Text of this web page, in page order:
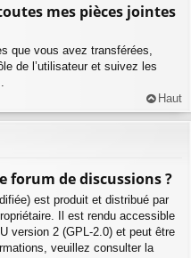
mes pièces jointes
que vous avez transférées,
de l’utilisateur et suivez les
Haut
forum de discussions ?
est produit et distribué par
Il est rendu accessible
version 2 (GPL-2.0) et peut être
veuillez consulter la